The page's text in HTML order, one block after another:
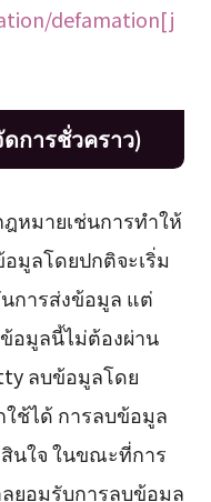
defamation[j
การชั่วคราว)
หมายเช่นการทำให้
มูลโดยปกติจะเริ่ม
การส่งข้อมูล แต่
อมูลนี้ไม่ต้องผ่าน
ลบข้อมูลโดย
ใช้ได้ การลบข้อมูล
นใจ ในขณะที่การ
ยอมรับการลบข้อมูล